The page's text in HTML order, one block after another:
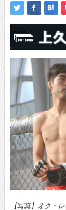
【写真】オク・